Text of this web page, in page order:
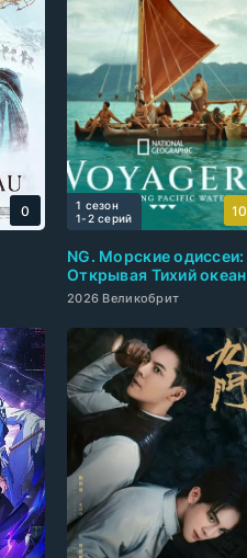
0
NG. Морские одиссеи:
Открывая Тихий океан
2026 Великобрит
1 сезон
1-2 cерий
10